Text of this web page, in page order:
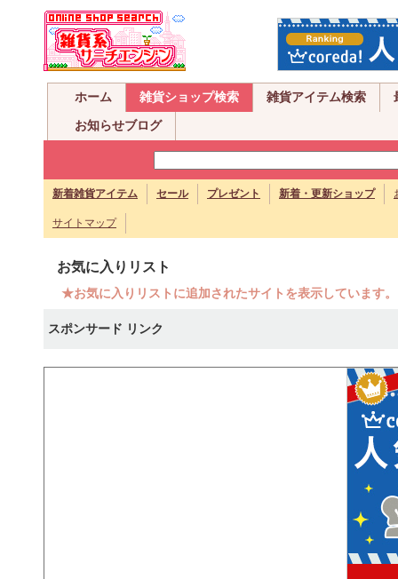
ホーム 雑貨ショップ検索 雑貨アイテム検索
お知らせブログ
新着雑貨アイテム セール プレゼント 新着・更新ショップ
サイトマップ
お気に入りリスト
★お気に入りリストに追加されたサイトを表示しています
スポンサード リンク